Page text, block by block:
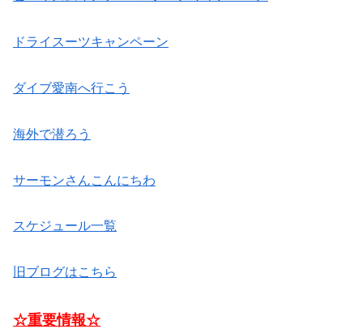
ドライスーツキャンペーン
ダイブ愛南へ行こう
海外で潜ろう
サーモンさんこんにちわ
スケジュール一覧
旧ブログはこちら
☆重要情報☆